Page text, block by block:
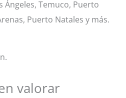
Ángeles, Temuco, Puerto
Puerto Natales y más.
valorar